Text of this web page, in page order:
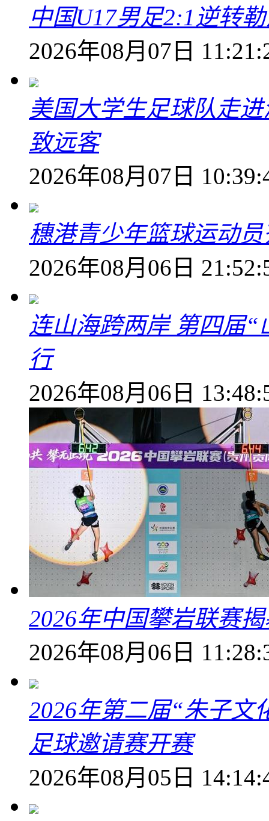
中国U17男足2:1逆转
2026年08月07日
美国大学生足球队走
致远客
2026年08月07日
穗港青少年篮球运动
2026年08月06日
连山海跨两岸 第四届
行
2026年08月06日
2026年中国攀岩联赛
2026年08月06日
2026年第二届“朱子文
足球邀请赛开赛
2026年08月05日